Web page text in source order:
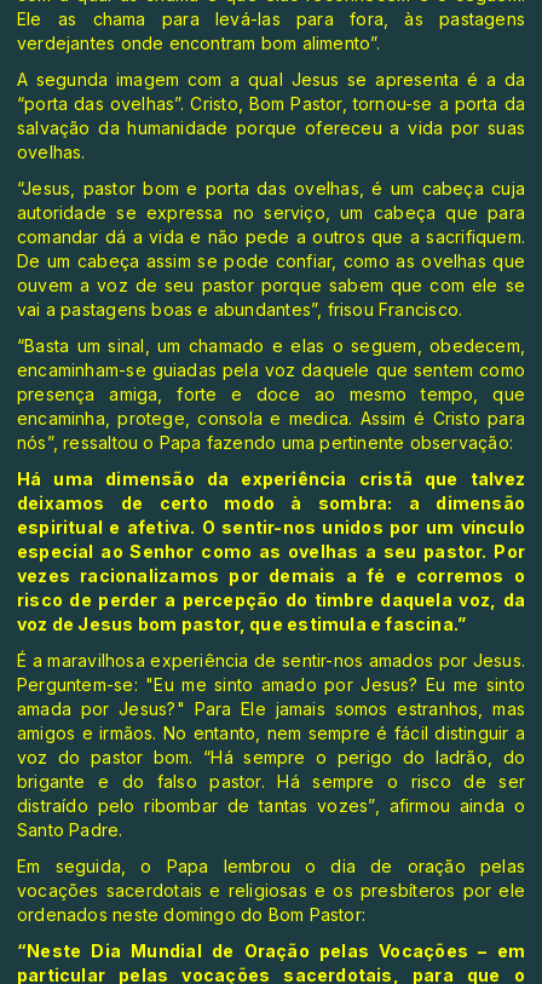
Ele as chama para levá-las para fora, às pastagens
verdejantes onde encontram bom alimento”.
A segunda imagem com a qual Jesus se apresenta é a da
“porta das ovelhas”. Cristo, Bom Pastor, tornou-se a porta da
salvação da humanidade porque ofereceu a vida por suas
ovelhas.
“Jesus, pastor bom e porta das ovelhas, é um cabeça cuja
autoridade se expressa no serviço, um cabeça que para
comandar dá a vida e não pede a outros que a sacrifiquem.
De um cabeça assim se pode confiar, como as ovelhas que
ouvem a voz de seu pastor porque sabem que com ele se
vai a pastagens boas e abundantes”, frisou Francisco.
“Basta um sinal, um chamado e elas o seguem, obedecem,
encaminham-se guiadas pela voz daquele que sentem como
presença amiga, forte e doce ao mesmo tempo, que
encaminha, protege, consola e medica. Assim é Cristo para
nós”, ressaltou o Papa fazendo uma pertinente observação:
Há uma dimensão da experiência cristã que talvez
deixamos de certo modo à sombra: a dimensão
espiritual e afetiva. O sentir-nos unidos por um vínculo
especial ao Senhor como as ovelhas a seu pastor. Por
vezes racionalizamos por demais a fé e corremos o
risco de perder a percepção do timbre daquela voz, da
voz de Jesus bom pastor, que estimula e fascina.”
É a maravilhosa experiência de sentir-nos amados por Jesus.
Perguntem-se: "Eu me sinto amado por Jesus? Eu me sinto
amada por Jesus?" Para Ele jamais somos estranhos, mas
amigos e irmãos. No entanto, nem sempre é fácil distinguir a
voz do pastor bom. “Há sempre o perigo do ladrão, do
brigante e do falso pastor. Há sempre o risco de ser
distraído pelo ribombar de tantas vozes”, afirmou ainda o
Santo Padre.
Em seguida, o Papa lembrou o dia de oração pelas
vocações sacerdotais e religiosas e os presbíteros por ele
ordenados neste domingo do Bom Pastor:
“Neste Dia Mundial de Oração pelas Vocações – em
particular pelas vocações sacerdotais, para que o